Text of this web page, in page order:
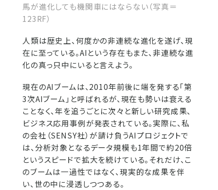
馬が進化しても機関車にはならない（写真＝
123RF）
人類は歴史上、何度かの非連続な進化を遂げ、現
在に至っている。AIという存在もまた、非連続な進
化の真っ只中にいると言えよう。
現在のAIブームは、2010年前後に端を発する「第
3次AIブーム」と呼ばれるが、現在も勢いは衰える
ことなく、年を追うごとに次々と新しい研究成果、
ビジネス応用事例が発表されている。実際に、私
の会社（SENSY社）が請け負うAIプロジェクトで
は、分析対象となるデータ規模も1年間で約20倍
というスピードで拡大を続けている。それだけ、こ
のブームは一過性ではなく、現実的な成果を伴
い、世の中に浸透しつつある。